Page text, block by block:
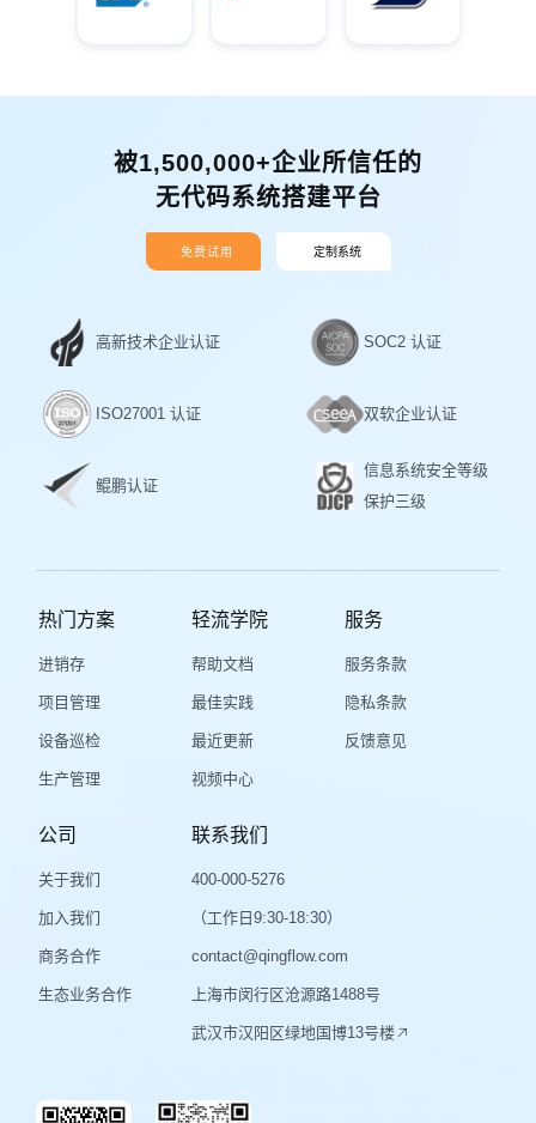
被1,500,000+企业所信任的
无代码系统搭建平台
免费试用 定制系统
高新技术企业认证 SOC2 认证
ISO27001 认证 双软企业认证
鲲鹏认证
信息系统安全等级
保护三级
热门方案
进销存
项目管理
设备巡检
生产管理
轻流学院
帮助文档
最佳实践
最近更新
视频中心
服务
服务条款
隐私条款
反馈意见
公司
关于我们
加入我们
商务合作
生态业务合作
联系我们
400-000-5276
（工作日9:30-18:30）
contact@qingflow.com
上海市闵行区沧源路1488号
武汉市汉阳区绿地国博13号楼